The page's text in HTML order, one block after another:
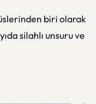
biri olarak
silahlı unsuru ve